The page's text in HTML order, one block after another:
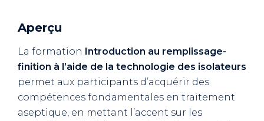
Aperçu
La formation
Introduction au remplissage-
finition à l’aide de la technologie des isolateurs
permet aux participants d’acquérir des
compétences fondamentales en traitement
aseptique, en mettant l’accent sur les